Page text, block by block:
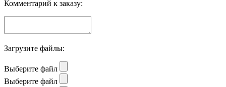
Комментарий к заказу:
Загрузите файлы:
Выберите файл
Выберите файл